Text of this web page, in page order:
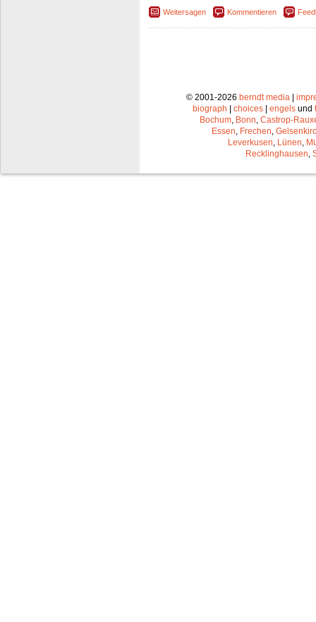
Weitersagen Kommentieren
© 2001-2026 berndt media |
biograph | choices | engels und
Bochum Bonn Castrop-
Essen Frechen
Leverkusen Lünen
Recklinghausen